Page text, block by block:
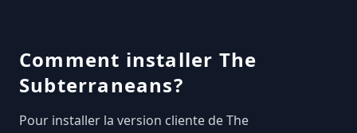
Comment installer The
Subterraneans?
Pour installer la version cliente de The